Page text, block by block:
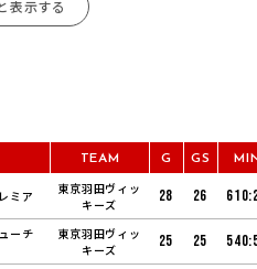
表示する
TEAM G GS
ミア
東京羽田ヴィッ
キーズ
28 26
ーチ
東京羽田ヴィッ
キーズ
25 25